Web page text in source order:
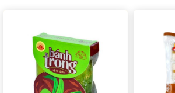
Hướng dẫn bảo quản:
-Bảo quản nơi khô ráo, thoáng mát